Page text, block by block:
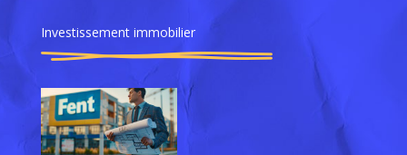
Investissement immobilier